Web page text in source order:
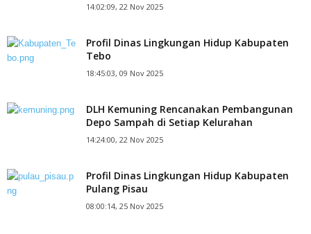
14:02:09, 22 Nov 2025
Profil Dinas Lingkungan Hidup Kabupaten
Tebo
18:45:03, 09 Nov 2025
DLH Kemuning Rencanakan Pembangunan
Depo Sampah di Setiap Kelurahan
14:24:00, 22 Nov 2025
Profil Dinas Lingkungan Hidup Kabupaten
Pulang Pisau
08:00:14, 25 Nov 2025